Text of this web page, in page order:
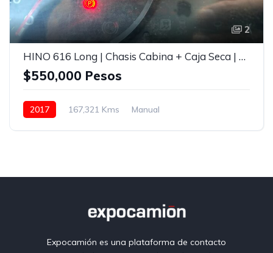
2
HINO 616 Long | Chasis Cabina + Caja Seca | Modelo 2017
$550,000 Pesos
2017 167,321 Kms
Manual
Expocamión es una plataforma de contacto